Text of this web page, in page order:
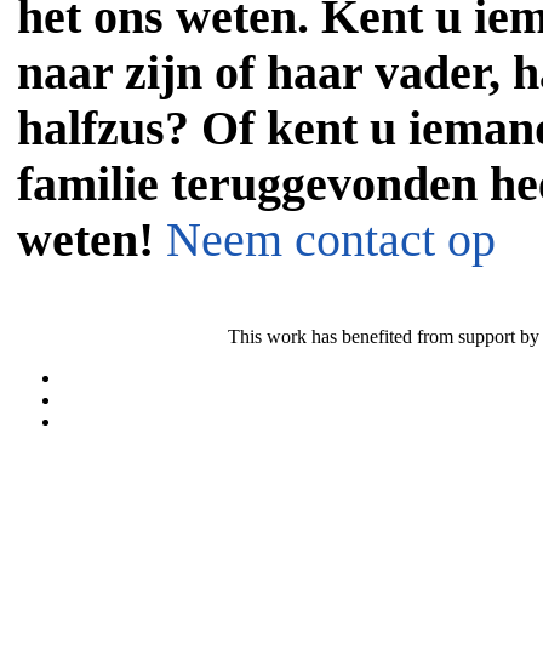
het ons weten. Kent u
naar zijn of haar vader,
halfzus? Of kent u
familie teruggevonden
weten! Neem contact op
This work has benefited from support